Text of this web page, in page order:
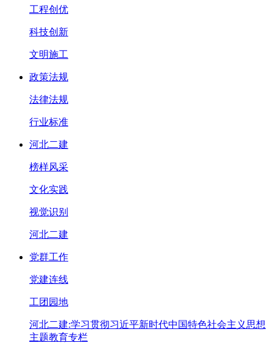
工程创优
科技创新
文明施工
政策法规
法律法规
行业标准
河北二建
榜样风采
文化实践
视觉识别
河北二建
党群工作
党建连线
工团园地
河北二建:学习贯彻习近平新时代中国特色社会主义思想
主题教育专栏